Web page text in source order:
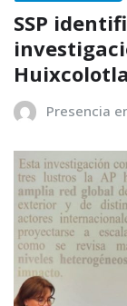
SSP
Huixcolotla
Presencia